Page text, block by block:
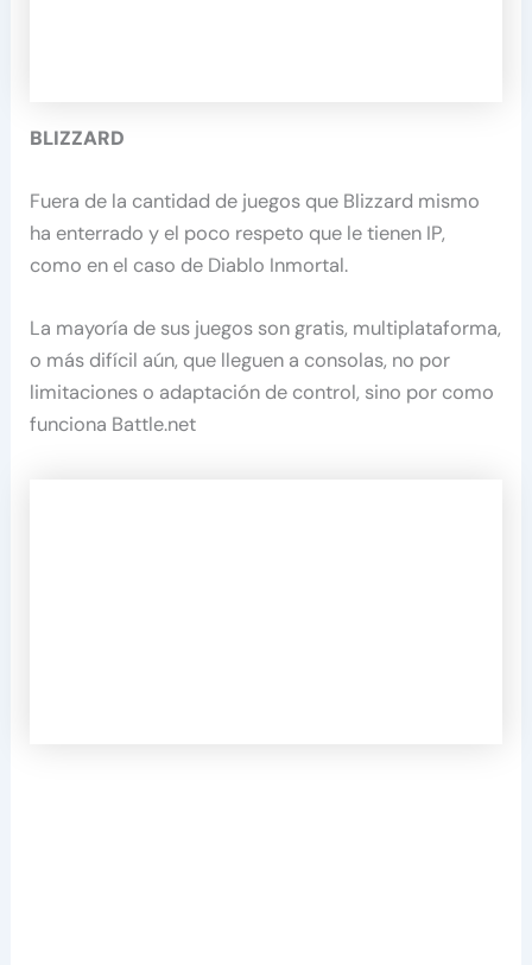
BLIZZARD
Fuera de la cantidad de juegos que Blizzard mismo
ha enterrado y el poco respeto que le tienen IP,
como en el caso de Diablo Inmortal.
La mayoría de sus juegos son gratis, multiplataforma,
o más difícil aún, que lleguen a consolas, no por
limitaciones o adaptación de control, sino por como
funciona Battle.net